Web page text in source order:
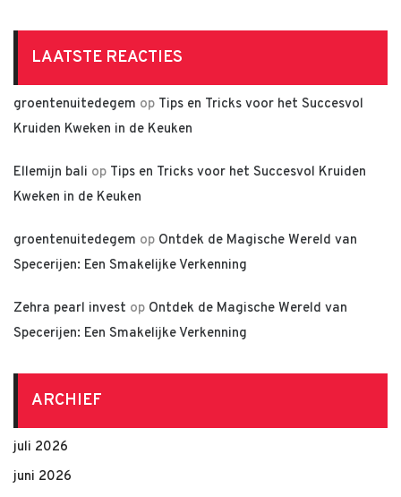
LAATSTE REACTIES
groentenuitedegem op Tips en Tricks voor het Succesvol
Kruiden Kweken in de Keuken
Ellemijn bali op Tips en Tricks voor het Succesvol Kruiden
Kweken in de Keuken
groentenuitedegem op Ontdek de Magische Wereld van
Specerijen: Een Smakelijke Verkenning
Zehra pearl invest op Ontdek de Magische Wereld van
Specerijen: Een Smakelijke Verkenning
ARCHIEF
juli 2026
juni 2026